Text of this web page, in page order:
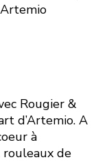
Rougier &
d’Artemio. A
à
rouleaux de